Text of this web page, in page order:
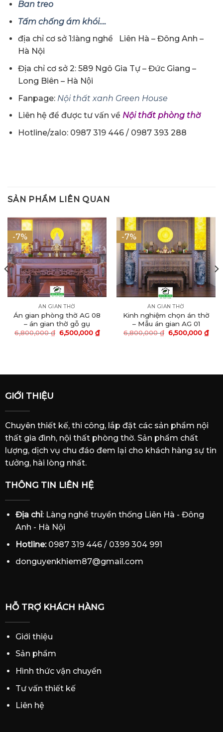
Ban treo
Tấm chống ám khói….
địa chỉ cơ sở 1:làng nghề Liên Hà – Đông Anh –
Hà Nội
Địa chỉ cơ sở 2: 589 Ngô Gia Tự – Đức Giang –
Long Biên – Hà Nội
Fanpage: Nội thất xanh Green House
Liên hệ để được tư vấn về Nội thất phòng thờ
Hotline/zalo: 0987 319 446 / 0987 393 288
SẢN PHẨM LIÊN QUAN
-7%
ÁN GIAN THỜ
Án gian phòng thờ AG 08
– án gian thờ gỗ gụ
6,800,000₫ 6,500,000₫
-7%
ÁN GIAN THỜ
Kinh nghiệm chọn án thờ
– Mẫu án gian AG 01
6,800,000₫ 6,500,000₫
GIỚI THIỆU
Chuyên thiết kế, thi công, lắp đặt các sản phẩm nội
thất gia đình, nội thất phòng thờ. Sản phẩm chất
lượng, dịch vụ chu đáo đem lại cho khách hàng sự tin
tưởng, hài lòng nhất.
THÔNG TIN LIÊN HỆ
Địa chỉ: Làng nghề truyền thống Liên Hà - Đông
Anh - Hà Nội
Hotline:0987 319 446 / 0399 304 991
donguyenkhiem87@gmail.com
HỖ TRỢ KHÁCH HÀNG
Giới thiệu
Sản phẩm
Hình thức vận chuyển
Tư vấn thiết kế
Liên hệ